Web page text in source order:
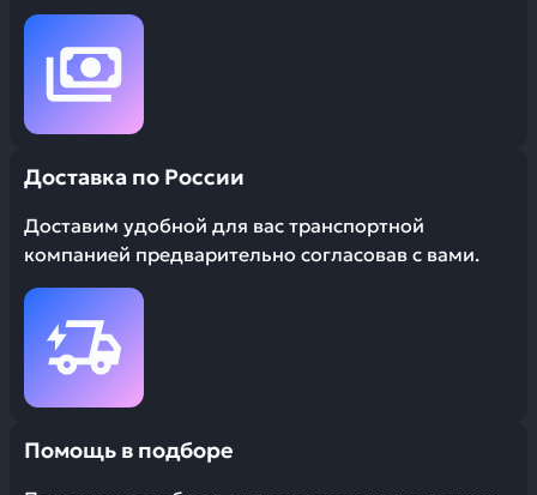
Доставка по России
Доставим удобной для вас транспортной
компанией предварительно согласовав с вами.
Помощь в подборе